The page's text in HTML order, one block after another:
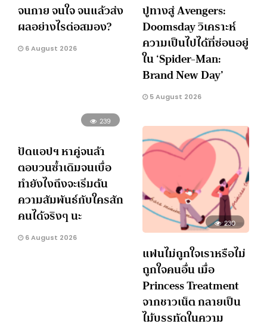
จนกาย จนใจ จนแล้วส่ง
ผลอย่างไรต่อสมอง?
6 August 2026
ปูทางสู่ Avengers:
Doomsday วิเคราะห์
ความเป็นไปได้ที่ซ่อนอยู่
ใน ‘Spider-Man:
Brand New Day’
5 August 2026
239
ปัดแอปฯ หาคู่จนล้า
ตอบวนซ้ำเดิมจนเบื่อ
ทำยังไงถึงจะเริ่มต้น
ความสัมพันธ์กับใครสัก
คนได้จริงๆ นะ
6 August 2026
230
แฟนไม่ถูกใจเราหรือไม่
ถูกใจคนอื่น เมื่อ
Princess Treatment
จากชาวเน็ต กลายเป็น
ไม้บรรทัดในความ